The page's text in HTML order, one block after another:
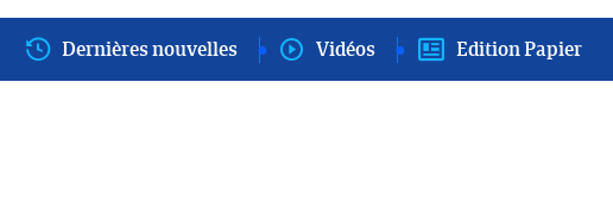
Dernières nouvelles Vidéos Edition Papier